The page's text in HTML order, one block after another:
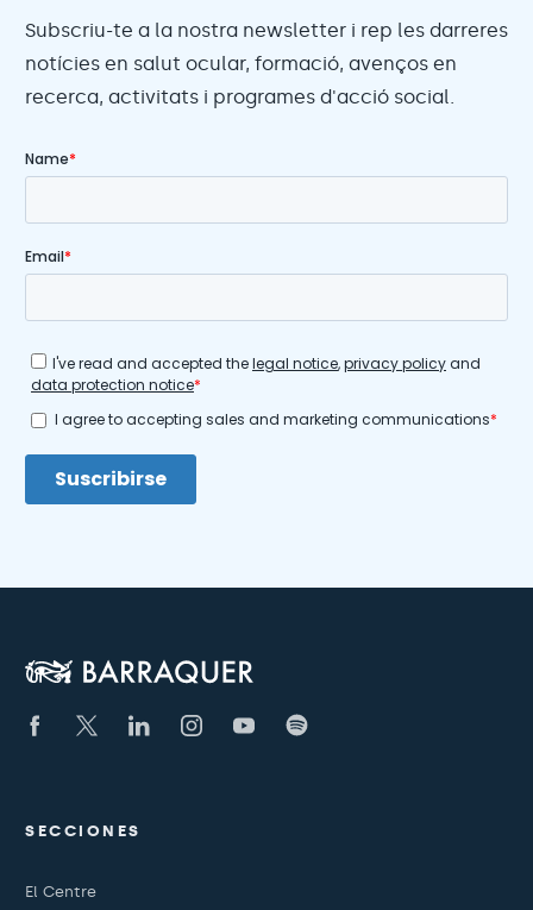
Subscriu-te a la nostra newsletter i rep les darreres
notícies en salut ocular, formació, avenços en
recerca, activitats i programes d'acció social.
SECCIONES
El Centre